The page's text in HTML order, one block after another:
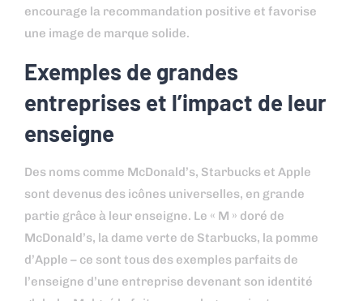
encourage la recommandation positive et favorise
une image de marque solide.
Exemples de grandes
entreprises et l’impact de leur
enseigne
Des noms comme McDonald’s, Starbucks et Apple
sont devenus des icônes universelles, en grande
partie grâce à leur enseigne. Le « M » doré de
McDonald’s, la dame verte de Starbucks, la pomme
d’Apple – ce sont tous des exemples parfaits de
l’enseigne d’une entreprise devenant son identité